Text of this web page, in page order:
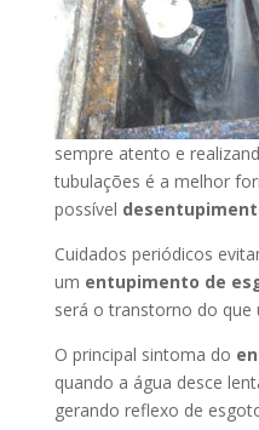
sempre atento e
tubulações é a melhor
possível
Cuidados periódicos
um entupimento de
será o transtorno do
O principal sintoma do
quando a água desce
gerando reflexo de